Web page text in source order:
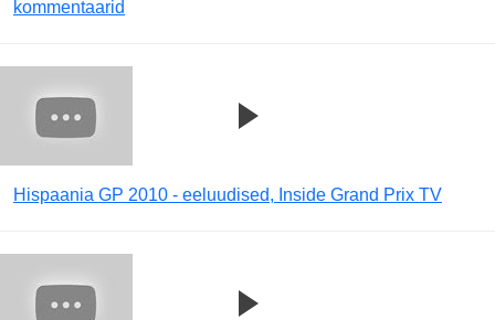
kommentaarid
Hispaania GP 2010 - eeluudised, Inside Grand Prix TV